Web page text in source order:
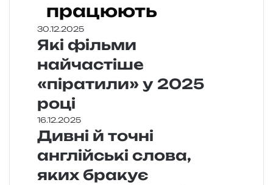
працюють
30.12.2025
Які фільми
найчастіше
«піратили» у 2025
році
16.12.2025
Дивні й точні
англійські слова,
яких бракує